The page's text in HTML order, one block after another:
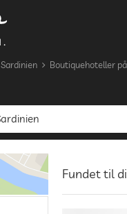
Sardinien Boutiquehoteller
Fundet til